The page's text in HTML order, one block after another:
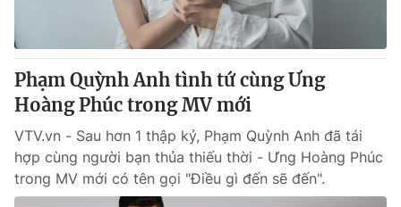
Thị trường 24h Tấm lòng Việt
VTV4 Vươn mình bằng AI
VTV9 VTV8
Liên hệ tòa soạn English
Phạm Quỳnh Anh tình tứ cùng Ưng
Hoàng Phúc trong MV mới
VTV.vn - Sau hơn 1 thập kỷ, Phạm Quỳnh Anh đã tái
hợp cùng người bạn thủa thiếu thời - Ưng Hoàng Phúc
trong MV mới có tên gọi "Điều gì đến sẽ đến".